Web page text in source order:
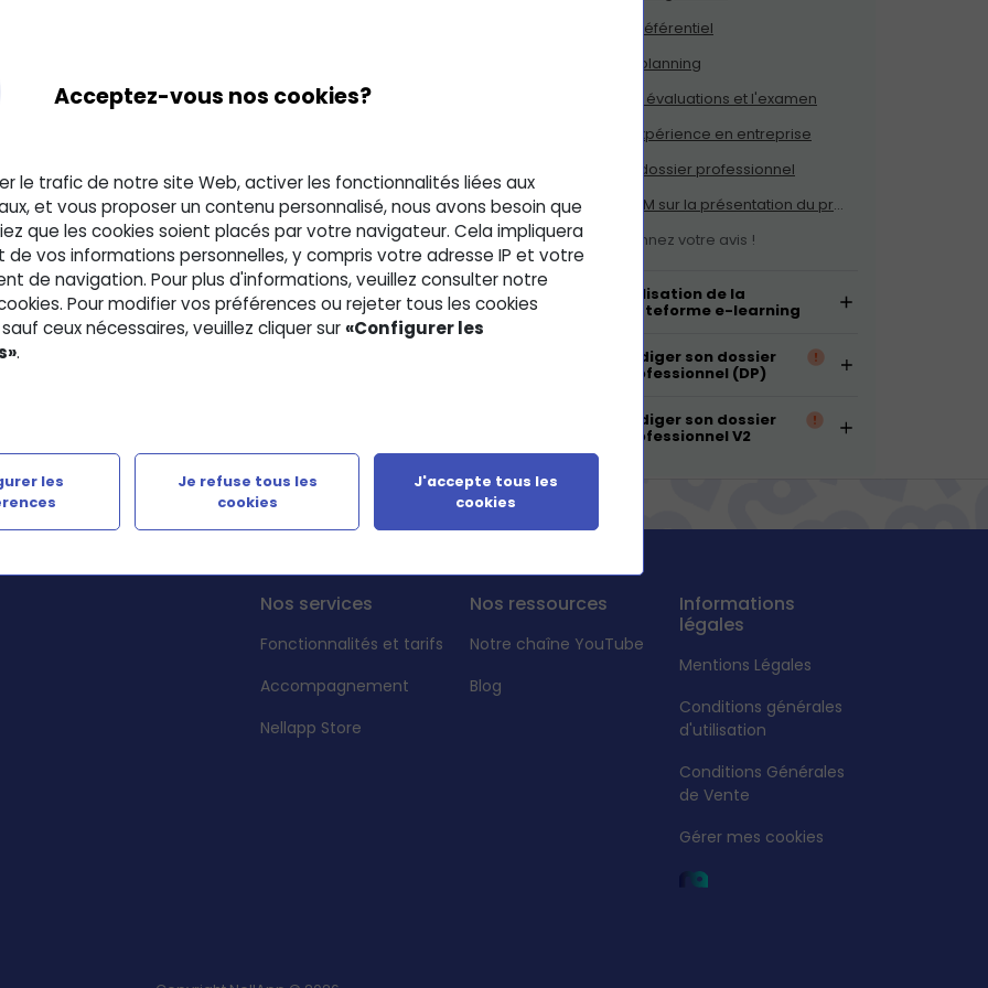
fonctionnement de la formation, la définition d'un titre
planning et modalités des évaluations et de l'examen.
véritables professionnels : opérationnels et fiables »
les modules, les cours et toutes les modalités de la
pratique
QCM
Oui
Le référentiel
Le planning
Les évaluations et l'examen
L'expérience en entreprise
Le dossier professionnel
QCM sur la présentation du programme
Donnez votre avis !
Utilisation de la
plateforme e-learning
Rédiger son dossier
professionnel (DP)
Rédiger son dossier
professionnel V2
Nos services
Fonctionnalités et tarifs
Accompagnement
Nellapp Store
Nos ressources
Notre chaîne YouTube
Blog
Informations
légales
Mentions Légales
Conditions générales
d'utilisation
Conditions Générales
de Vente
Gérer mes cookies
Acceptez-vous nos cookies?
le trafic de notre site Web, activer les fonctionnalités liées aux
et vous proposer un contenu personnalisé, nous avons besoin que
que les cookies soient placés par votre navigateur. Cela impliquera
vos informations personnelles, y compris votre adresse IP et votre
de navigation. Pour plus d'informations, veuillez consulter notre
Pour modifier vos préférences ou rejeter tous les cookies
ceux nécessaires, veuillez cliquer sur«Configurer les
.
les
Je refuse tous les
cookies
J'accepte tous les
cookies